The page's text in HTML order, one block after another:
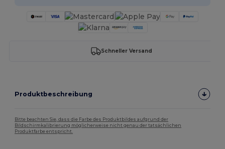
Schneller Versand
Produktbeschreibung
Bitte beachten Sie, dass die Farbe des Produktbildes aufgrund der
Bildschirmkalibrierung möglicherweise nicht genau der tatsächlichen
Produktfarbe entspricht.